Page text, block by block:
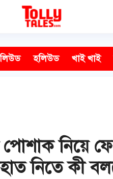
হলিউড খাই খাই
নিয়ে
নিতে কী